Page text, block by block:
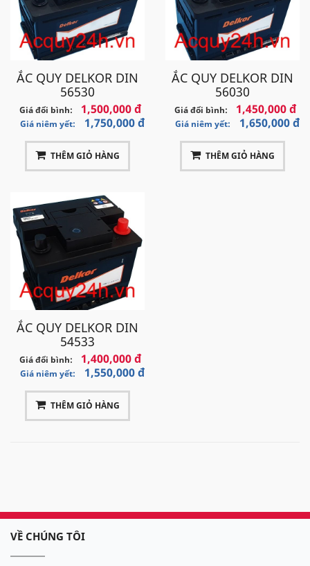
ẮC QUY DELKOR DIN
56530
Giá đổi bình: 1,500,000 đ
Giá niêm yết: 1,750,000 đ
THÊM GIỎ HÀNG
ẮC QUY DELKOR DIN
56030
Giá đổi bình: 1,450,000 đ
Giá niêm yết: 1,650,000 đ
THÊM GIỎ HÀNG
ẮC QUY DELKOR DIN
54533
Giá đổi bình: 1,400,000 đ
Giá niêm yết: 1,550,000 đ
THÊM GIỎ HÀNG
VỀ CHÚNG TÔI